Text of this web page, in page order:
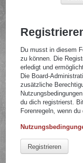
Du musst in diesem
zu können. Die
erledigt und
Die Board-
zusätzliche
du dich registrierst.
Forenregeln, wenn
Registrieren